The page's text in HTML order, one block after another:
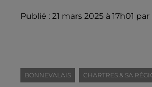
Publié : 21 mars 2025 à 17h01
BONNEVALAIS CHARTRES & SA